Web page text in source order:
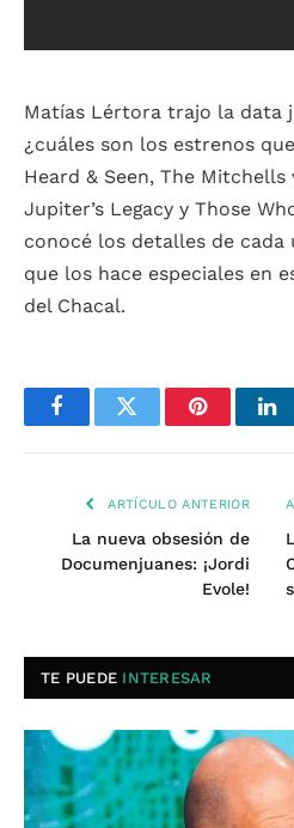
Matías Lértora trajo la data
¿cuáles son los estrenos
Heard & Seen, The Mitchells
Jupiter’s Legacy y Those
conocé los detalles de
que los hace especiales en
del Chacal.
FacebookTwitter Pinterest
ARTÍCULO ANTERIOR
La nueva obsesión de
Documenjuanes: ¡Jordi
Evole!
TE PUEDE INTERESAR